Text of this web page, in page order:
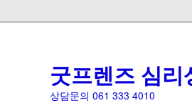
굿프렌즈 심리
상담문의 061 333 4010